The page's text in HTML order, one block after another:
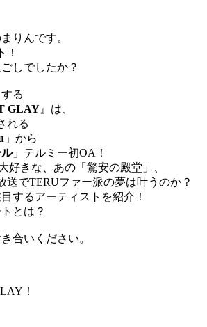
りんです。
！
しでしたか？
る
GLAY 』は、
れる
」から
」テルミー初OA！
好きな、あの「驚安の殿堂」、
送でTERUファー派の夢は叶うのか？
するアーティストを紹介！
とは？
合いください。
！